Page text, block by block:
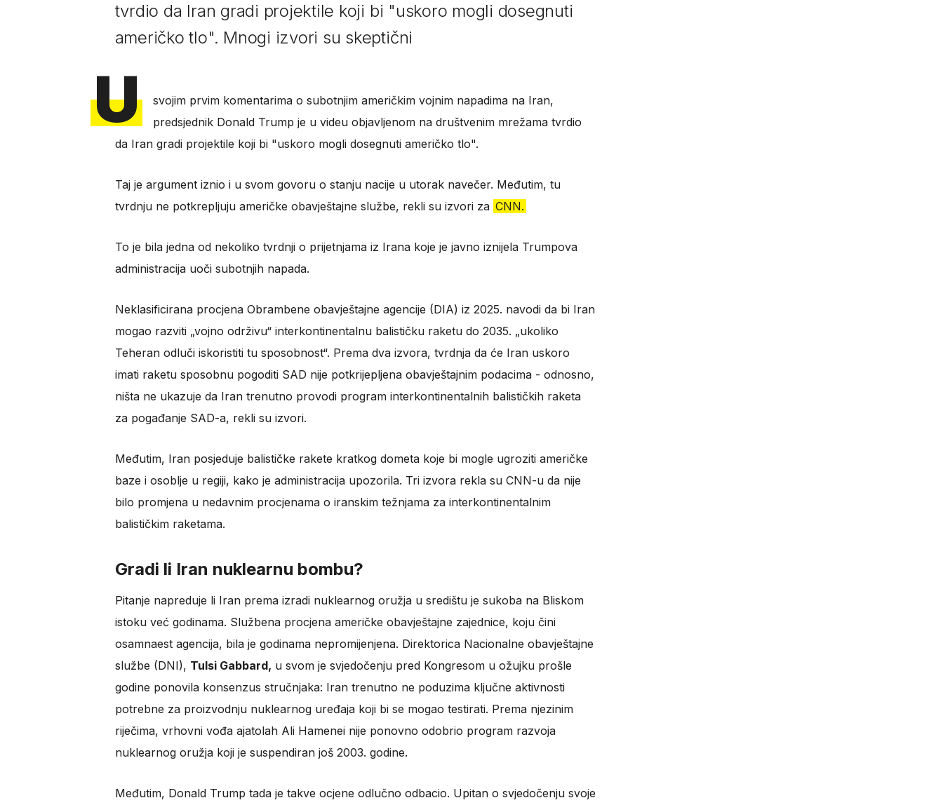
tvrdio da Iran gradi projektile koji bi "uskoro mogli dosegnuti
američko tlo". Mnogi izvori su skeptični
U
svojim prvim komentarima o subotnjim američkim vojnim napadima na Iran,
predsjednik Donald Trump je u videu objavljenom na društvenim mrežama tvrdio
da Iran gradi projektile koji bi "uskoro mogli dosegnuti američko tlo".
Taj je argument iznio i u svom govoru o stanju nacije u utorak navečer. Međutim, tu
tvrdnju ne potkrepljuju američke obavještajne službe, rekli su izvori za CNN.
To je bila jedna od nekoliko tvrdnji o prijetnjama iz Irana koje je javno iznijela Trumpova
administracija uoči subotnjih napada.
Neklasificirana procjena Obrambene obavještajne agencije (DIA) iz 2025. navodi da bi Iran
mogao razviti „vojno održivu“ interkontinentalnu balističku raketu do 2035. „ukoliko
Teheran odluči iskoristiti tu sposobnost“. Prema dva izvora, tvrdnja da će Iran uskoro
imati raketu sposobnu pogoditi SAD nije potkrijepljena obavještajnim podacima - odnosno,
ništa ne ukazuje da Iran trenutno provodi program interkontinentalnih balističkih raketa
za pogađanje SAD-a, rekli su izvori.
Međutim, Iran posjeduje balističke rakete kratkog dometa koje bi mogle ugroziti američke
baze i osoblje u regiji, kako je administracija upozorila. Tri izvora rekla su CNN-u da nije
bilo promjena u nedavnim procjenama o iranskim težnjama za interkontinentalnim
balističkim raketama.
Gradi li Iran nuklearnu bombu?
Pitanje napreduje li Iran prema izradi nuklearnog oružja u središtu je sukoba na Bliskom
istoku već godinama. Službena procjena američke obavještajne zajednice, koju čini
osamnaest agencija, bila je godinama nepromijenjena. Direktorica Nacionalne obavještajne
službe (DNI), Tulsi Gabbard, u svom je svjedočenju pred Kongresom u ožujku prošle
godine ponovila konsenzus stručnjaka: Iran trenutno ne poduzima ključne aktivnosti
potrebne za proizvodnju nuklearnog uređaja koji bi se mogao testirati. Prema njezinim
riječima, vrhovni vođa ajatolah Ali Hamenei nije ponovno odobrio program razvoja
nuklearnog oružja koji je suspendiran još 2003. godine.
Međutim, Donald Trump tada je takve ocjene odlučno odbacio. Upitan o svjedočenju svoje